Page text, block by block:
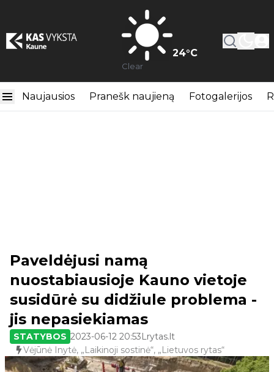
24°C
Clear
Naujausios Pranešk naujieną Fotogalerijos
Paveldėjusi namą
nuostabiausioje Kauno vietoje
susidūrė su didžiule problema -
jis nepasiekiamas
STATYBOS 2023-06-12 20:53Lrytas.lt
Vėjūnė Inytė, „Laikinoji sostinė“, „Lietuvos rytas“